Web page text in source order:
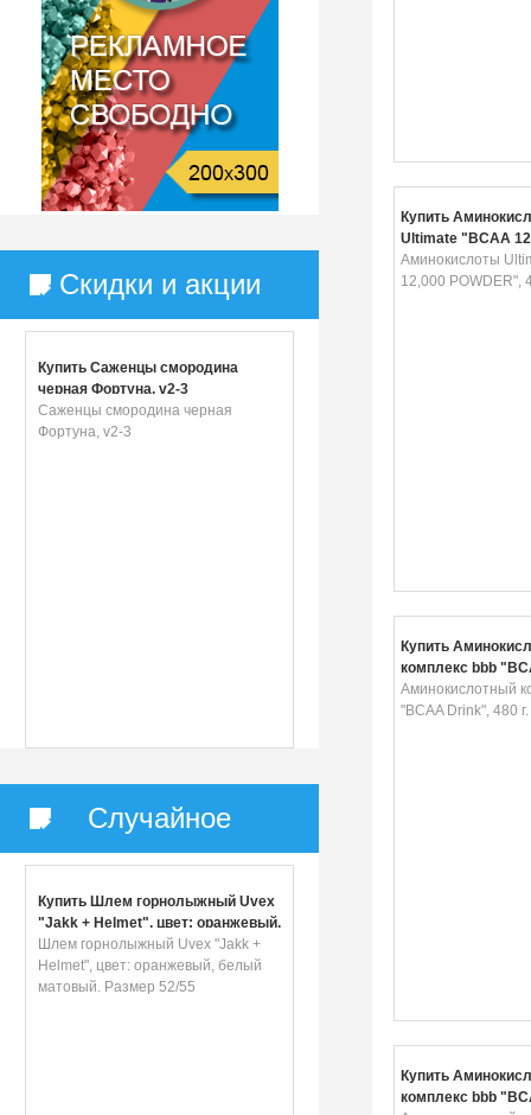
Скидки и акции
Купить Саженцы смородина
черная Фортуна, v2-3
Саженцы смородина черная
Фортуна, v2-3
Случайное
Купить Шлем горнолыжный Uvex
"Jakk + Helmet", цвет: оранжевый,
белый матовый. Размер 52/55
Шлем горнолыжный Uvex "Jakk +
Helmet", цвет: оранжевый, белый
матовый. Размер 52/55
Купить
Ultimate "BCAA
POWDER", 400 г
Аминокислоты
12,000 POWDER",
Купить
комплекс bbb
480 г. 105634
Аминокислотный
"BCAA Drink", 480
Купить
комплекс bbb